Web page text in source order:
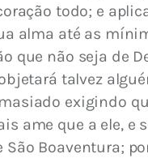
todo; e
alma até as
que não seja de
talvez
exigindo
ame que a ele, e
São Boaventura;